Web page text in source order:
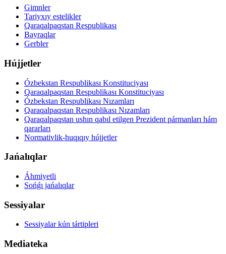
Gimnler
Tariyxıy estelikler
Qaraqalpaqstan Respublikası
Bayraqlar
Gerbler
Hújjetler
Ózbekstan Respublikası Konstituciyası
Qaraqalpaqstan Respublikası Konstituciyası
Ózbekstan Respublikası Nızamları
Qaraqalpaqstan Respublikası Nızamları
Qaraqalpaqstan ushın qabıl etilgen Prezident pármanları hám
qararları
Normativlik-huqıqıy hújjetler
Jańalıqlar
Áhmiyetli
Sońǵı jańalıqlar
Sessiyalar
Sessiyalar kún tártipleri
Mediateka